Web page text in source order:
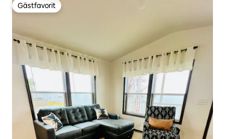
Gästfavorit
Gästfavorit